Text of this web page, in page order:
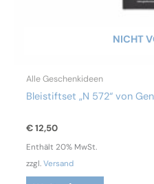
NICHT
Alle Geschenkideen
Bleistiftset „N 572“ von
€12,50
Enthält 20% MwSt.
zzgl.Versand